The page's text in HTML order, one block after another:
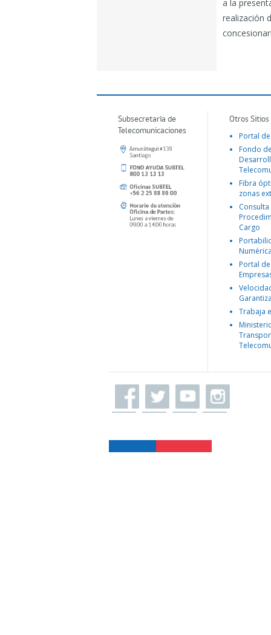
a la
realización
Subsecretaría de
Telecomunicaciones
Otros
Portal
Fondo
Fibra
zonas
Consulta
Cargo
Portal
Trabaja